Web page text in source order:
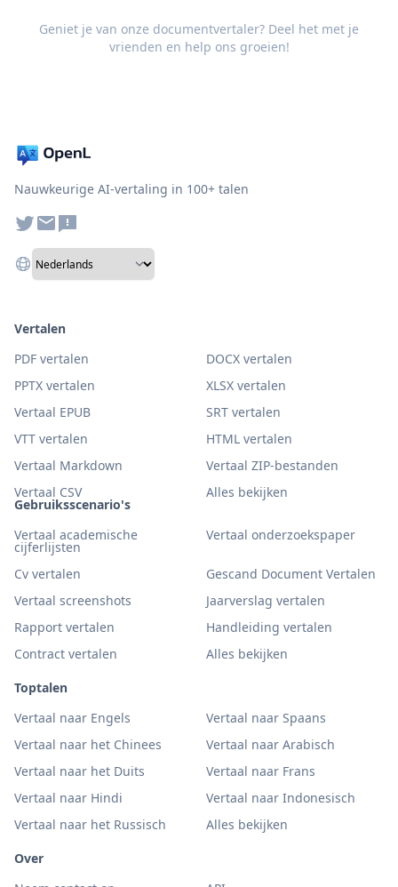
Geniet je van onze documentvertaler? Deel het met je
vrienden en help ons groeien!
Nauwkeurige AI-vertaling in 100+ talen
Gebruiksscenario's
Vertaal academische
cijferlijsten
Vertaal onderzoekspaper
Cv vertalen
Gescand Document Vertalen
Vertaal screenshots
Jaarverslag vertalen
Rapport vertalen
Handleiding vertalen
Contract vertalen
Alles bekijken
Toptalen
Vertaal naar Engels
Vertaal naar Spaans
Vertaal naar het Chinees
Vertaal naar Arabisch
Vertaal naar het Duits
Vertaal naar Frans
Vertaal naar Hindi
Vertaal naar Indonesisch
Vertaal naar het Russisch
Alles bekijken
Vertalen
PDF vertalen
DOCX vertalen
PPTX vertalen
XLSX vertalen
Vertaal EPUB
SRT vertalen
VTT vertalen
HTML vertalen
Vertaal Markdown
Vertaal ZIP-bestanden
Vertaal CSV
Alles bekijken
Over